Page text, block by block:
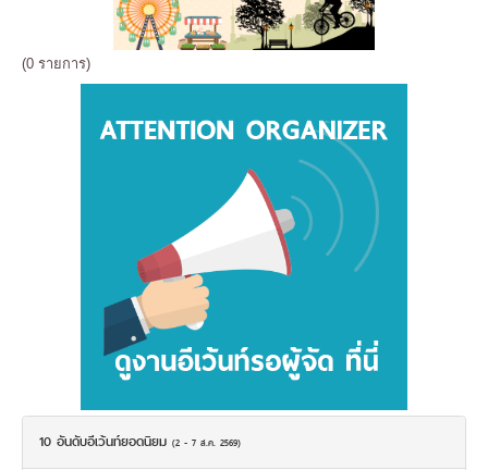
(0 รายการ)
10 อันดับอีเว้นท์ยอดนิยม (2 - 7 ส.ค. 2569)